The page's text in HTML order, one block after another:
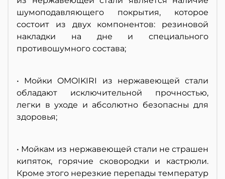
шумоподавляющего покрытия, которое
состоит из двух компонентов: резиновой
накладки на дне и специального
противошумного состава;
• Мойки OMOIKIRI из нержавеющей стали
обладают исключительной прочностью,
легки в уходе и абсолютно безопасны для
здоровья;
• Мойкам из нержавеющей стали не страшен
кипяток, горячие сковородки и кастрюли.
Кроме этого нерезкие перепады температур